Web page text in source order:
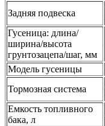
Задняя подвеска
Гусеница: длина/
ширина/высота
грунтозацепа/шаг, мм
Модель гусеницы
Тормозная система
Емкость топливного
бака, л